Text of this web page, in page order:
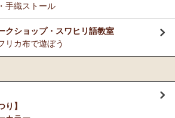
手織ストール
クショップ・スワヒリ語教室
リカ布で遊ぼう
り】